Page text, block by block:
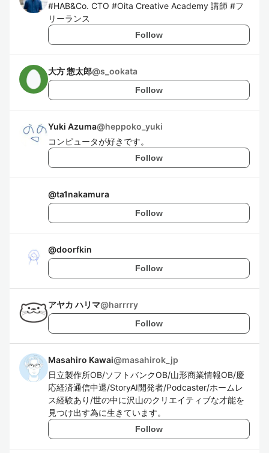
#HAB&Co. CTO #Oita Creative Academy 講師 #フ
リーランス
Follow
大方 惣太郎@s_ookata
Follow
Yuki Azuma@heppoko_yuki
コンピュータが好きです。
Follow
@ta1nakamura
Follow
@doorfkin
Follow
アヤカ ハリマ@harrrry
Follow
Masahiro Kawai@masahirok_jp
日立製作所OB/ソフトバンクOB/山形商業情報OB/慶
応経済通信中退/StoryAI開発者/Podcaster/ホームレ
ス経験あり/世の中に沢山のクリエイティブな才能を
見つけ出す為に生きています。
Follow